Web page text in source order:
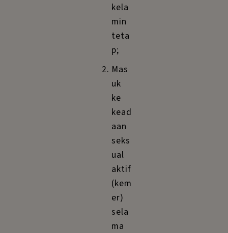
kela
min
teta
p;
Mas
uk
ke
kead
aan
seks
ual
aktif
(kem
er)
sela
ma